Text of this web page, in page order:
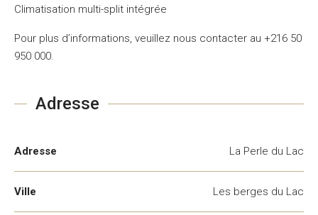
Climatisation multi-split intégrée
Pour plus d’informations, veuillez nous contacter au +216 50
950 000.
Adresse
Adresse La Perle du Lac
Ville Les berges du Lac